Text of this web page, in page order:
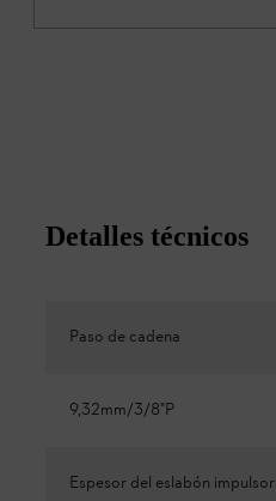
Detalles técnicos
Paso de cadena
9,32mm/3/8"P
Espesor del eslabón impulsor